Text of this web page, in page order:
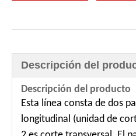
Descripción del
Descripción del producto
Esta línea consta de dos
longitudinal (unidad de